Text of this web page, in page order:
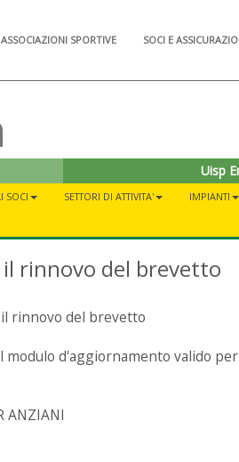
SPORTIVE SOCI E
Uisp
SOCI SETTORI DI ATTIVITA' IMPIANTI
rinnovo del brevetto
rinnovo del brevetto
d'aggiornamento valido
ANZIANI